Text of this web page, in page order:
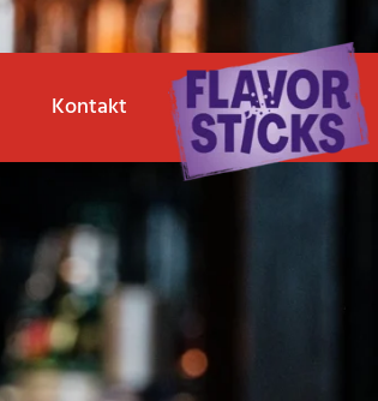
Kontakt